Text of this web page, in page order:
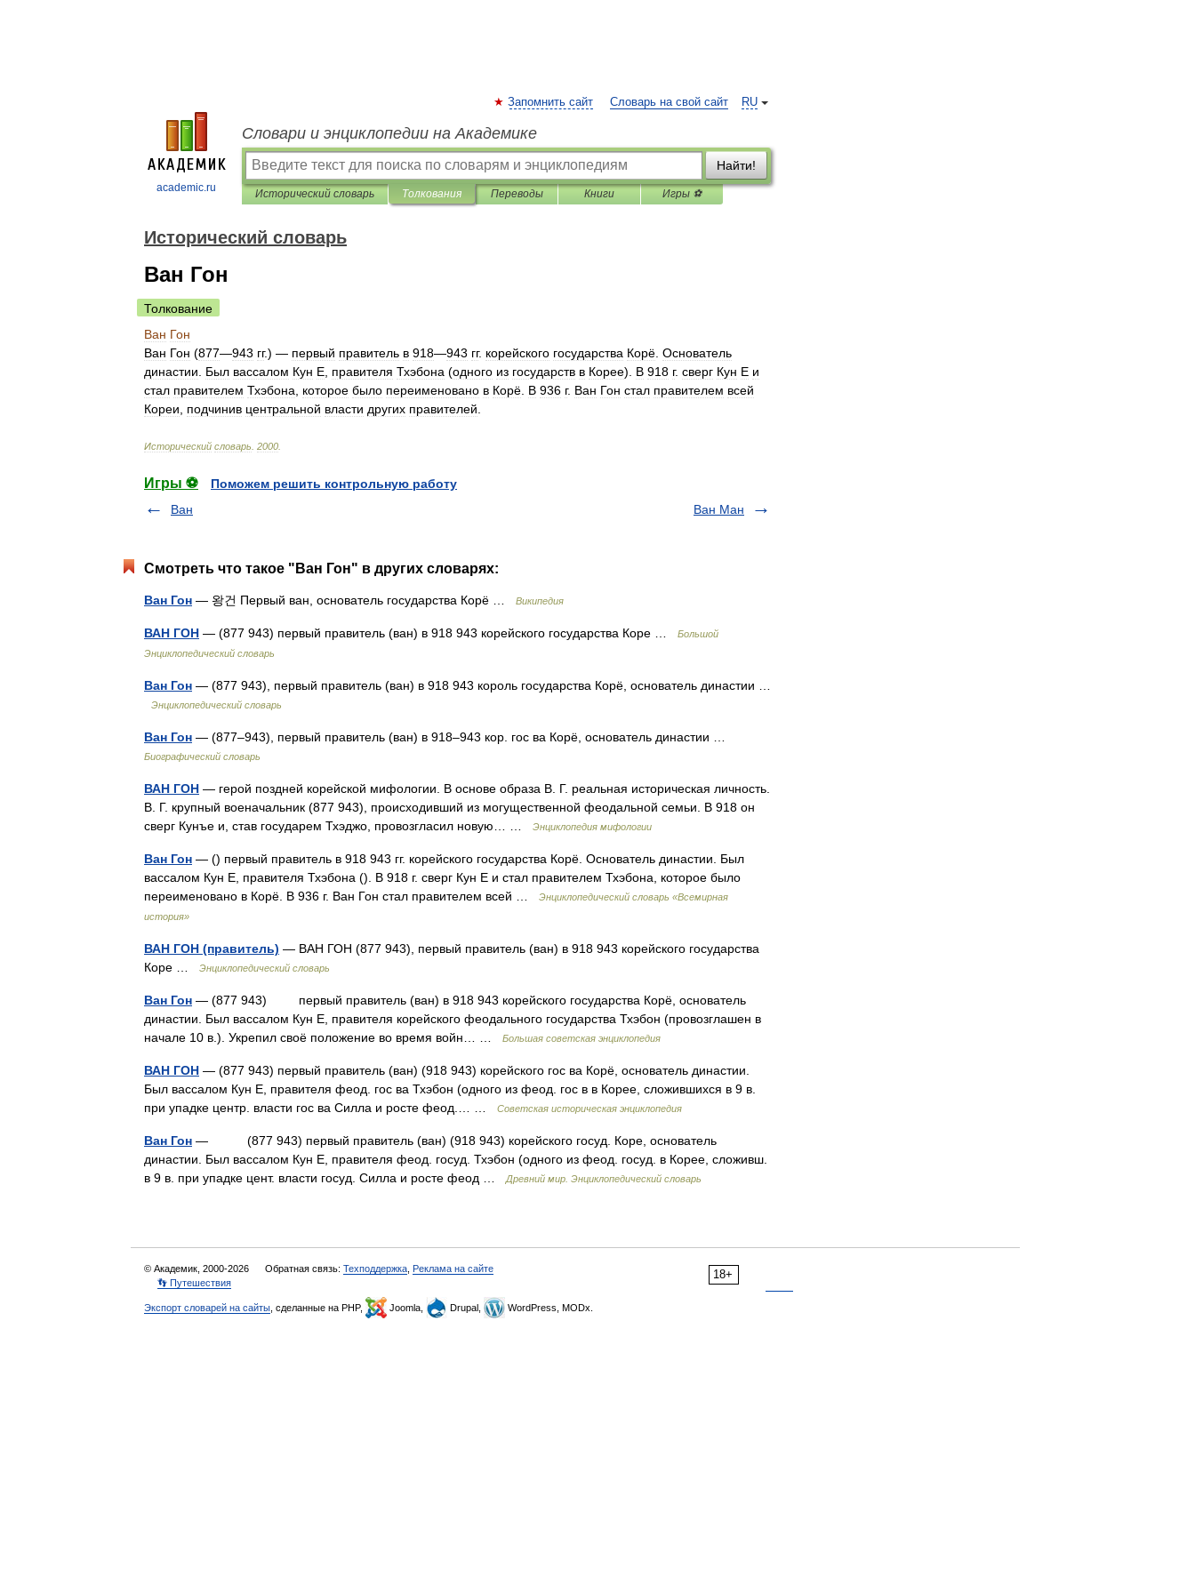
academic.ru
RU
Запомнить сайт Словарь на свой сайт
Словари и энциклопедии на Академике
Найти!
Исторический словарь Толкования Переводы Книги Игры ⚽
Исторический словарь
Ван Гон
Толкование
Ван Гон
Ван Гон (877—943 гг.) — первый правитель в 918—943 гг. корейского государства Корё Основатель
династии
Был вассалом Кун Е правителя Тхэбона (одного из государств в Корее). В 918 г. сверг Кун Е и
стал правителем Тхэбона которое было переименовано в Корё В 936 г. Ван Гон стал правителем всей
Кореи
подчинив центральной власти других правителей
Исторический словарь 2000
Игры ⚽
Поможем решить контрольную работу
Ван
Ван Ман
Смотреть что такое "Ван Гон" в других словарях:
Ван Гон — 왕건 Первый ван, основатель государства Корё … Википедия
ВАН ГОН — (877 943) первый правитель (ван) в 918 943 корейского государства Коре …
Большой
Энциклопедический словарь
Ван Гон — (877 943), первый правитель (ван) в 918 943 король государства Корё, основатель династии …
Энциклопедический словарь
Ван Гон — (877–943), первый правитель (ван) в 918–943 кор. гос ва Корё, основатель династии …
Биографический словарь
ВАН ГОН — герой поздней корейской мифологии. В основе образа В. Г. реальная историческая личность.
В. Г. крупный военачальник (877 943), происходивший из могущественной феодальной семьи. В 918 он
сверг Кунъе и, став государем Тхэджо, провозгласил новую… …
Энциклопедия мифологии
Ван Гон — () первый правитель в 918 943 гг. корейского государства Корё. Основатель династии. Был
вассалом Кун Е, правителя Тхэбона (). В 918 г. сверг Кун Е и стал правителем Тхэбона, которое было
переименовано в Корё. В 936 г. Ван Гон стал правителем всей …
Энциклопедический словарь «Всемирная
история»
ВАН ГОН (правитель) — ВАН ГОН (877 943), первый правитель (ван) в 918 943 корейского государства
Коре …
Энциклопедический словарь
Ван Гон — (877 943) первый правитель (ван) в 918 943 корейского государства Корё, основатель
династии. Был вассалом Кун Е, правителя корейского феодального государства Тхэбон (провозглашен в
начале 10 в.). Укрепил своё положение во время войн… …
Большая советская энциклопедия
ВАН ГОН — (877 943) первый правитель (ван) (918 943) корейского гос ва Корё, основатель династии.
Был вассалом Кун Е, правителя феод. гос ва Тхэбон (одного из феод. гос в в Корее, сложившихся в 9 в.
при упадке центр. власти гос ва Силла и росте феод.… …
Советская историческая энциклопедия
Ван Гон — (877 943) первый правитель (ван) (918 943) корейского госуд. Коре, основатель
династии. Был вассалом Кун Е, правителя феод. госуд. Тхэбон (одного из феод. госуд. в Корее, сложивш.
в 9 в. при упадке цент. власти госуд. Силла и росте феод …
Древний мир. Энциклопедический словарь
18+
© Академик, 2000-2026 Обратная связь: Техподдержка Реклама на сайте
👣 Путешествия
Экспорт словарей на сайты , сделанные на PHP, Joomla, Drupal, WordPress, MODx.